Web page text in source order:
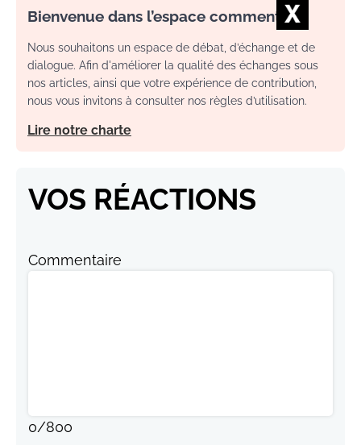
Bienvenue dans l’espace commentaire
Nous souhaitons un espace de débat, d’échange et de
dialogue. Afin d'améliorer la qualité des échanges sous
nos articles, ainsi que votre expérience de contribution,
nous vous invitons à consulter nos règles d’utilisation.
Lire notre charte
VOS RÉACTIONS
Commentaire
0/800